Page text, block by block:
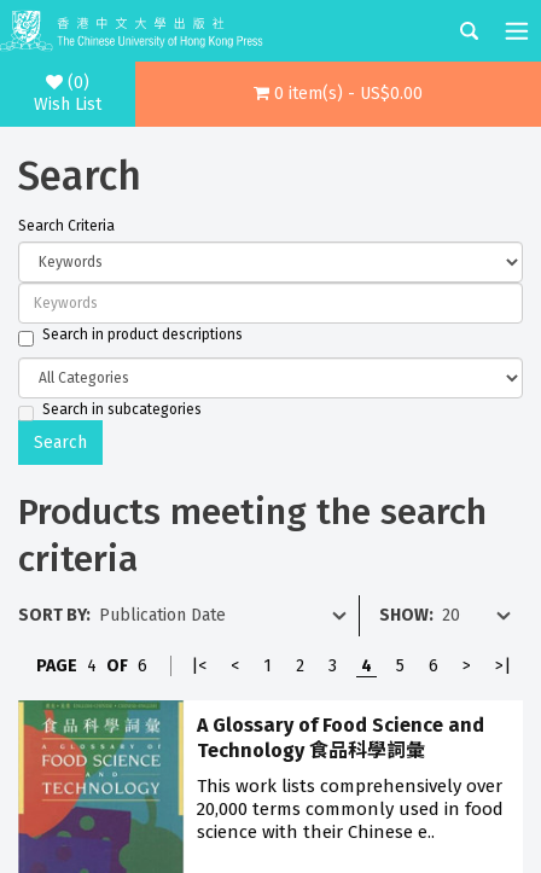
(0)
Wish List
0 item(s) - US$0.00
Search
Search Criteria
Search in product descriptions
Search in subcategories
Products meeting the search
criteria
SORT BY: SHOW:
PAGE 4 OF 6 |< < 1 2 3 4 5 6 > >|
A Glossary of Food Science and
Technology 食品科學詞彙
This work lists comprehensively over
20,000 terms commonly used in food
science with their Chinese e..